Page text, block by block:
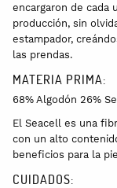
encargaron de cada
producción, sin
estampador,
las prendas.
MATERIA PRIMA:
68% Algodón 26%
El Seacell es una
con un alto
beneficios para la
CUIDADOS: